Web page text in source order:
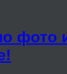
фото